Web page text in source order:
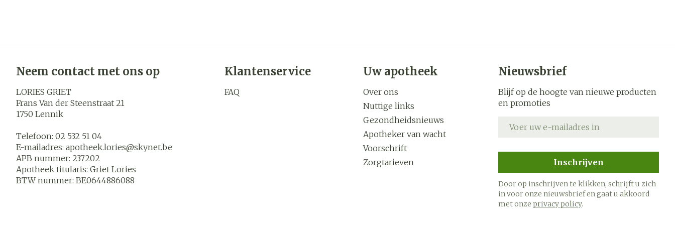
Neem contact met ons op
LORIES GRIET
Frans Van der Steenstraat 21
1750 Lennik
Telefoon: 02 532 51 04
E-mailadres: apotheek.lories@skynet.be
APB nummer: 237202
Apotheek titularis: Griet Lories
BTW nummer: BE0644886088
Klantenservice
FAQ
Uw apotheek
Over ons
Nuttige links
Gezondheidsnieuws
Apotheker van wacht
Voorschrift
Zorgtarieven
Nieuwsbrief
Blijf op de hoogte van nieuwe producten
en promoties
Inschrijven
Door op inschrijven te klikken, schrijft u zich
in voor onze nieuwsbrief en gaat u akkoord
met onze privacy policy.